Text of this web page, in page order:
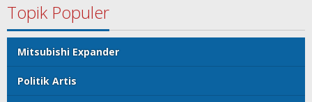
Topik Populer
Mitsubishi Expander
Politik Artis